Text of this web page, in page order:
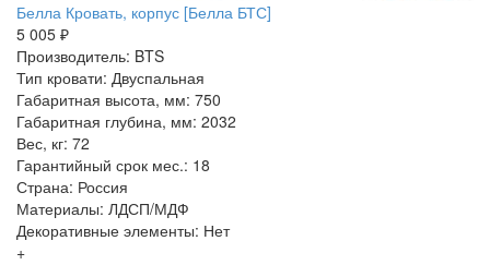
Белла Кровать, корпус [Белла БТС]
5 005 ₽
Производитель: BTS
Тип кровати: Двуспальная
Габаритная высота, мм: 750
Габаритная глубина, мм: 2032
Вес, кг: 72
Гарантийный срок мес.: 18
Страна: Россия
Материалы: ЛДСП/МДФ
Декоративные элементы: Нет
+